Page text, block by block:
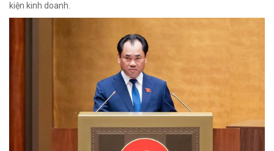
kiện kinh doanh.